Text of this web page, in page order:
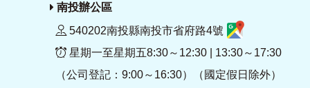
南投辦公區
540202南投縣南投市省府路4號
星期一至星期五8:30～12:30 | 13:30～17:30
（公司登記：9:00～16:30）（國定假日除外）